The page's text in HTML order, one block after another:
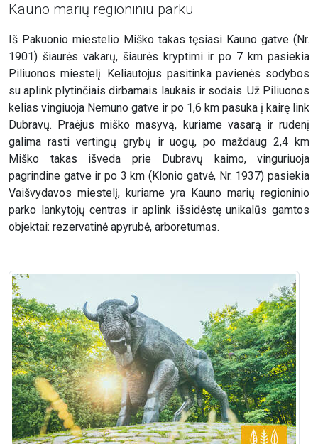
Kauno marių regioniniu parku
Iš Pakuonio miestelio Miško takas tęsiasi Kauno gatve (Nr.
1901) šiaurės vakarų, šiaurės kryptimi ir po 7 km pasiekia
Piliuonos miestelį. Keliautojus pasitinka pavienės sodybos
su aplink plytinčiais dirbamais laukais ir sodais. Už Piliuonos
kelias vingiuoja Nemuno gatve ir po 1,6 km pasuka į kairę link
Dubravų. Praėjus miško masyvą, kuriame vasarą ir rudenį
galima rasti vertingų grybų ir uogų, po maždaug 2,4 km
Miško takas išveda prie Dubravų kaimo, vinguriuoja
pagrindine gatve ir po 3 km (Klonio gatvė, Nr. 1937) pasiekia
Vaišvydavos miestelį, kuriame yra Kauno marių regioninio
parko lankytojų centras ir aplink išsidėstę unikalūs gamtos
objektai: rezervatinė apyrubė, arboretumas.